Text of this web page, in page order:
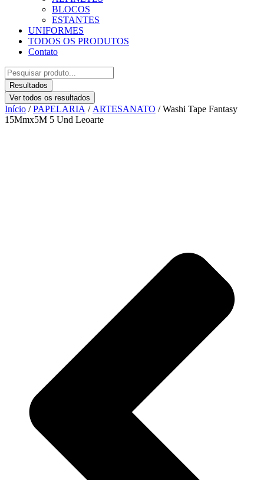
BLOCOS
ESTANTES
UNIFORMES
TODOS OS PRODUTOS
Contato
Pesquisar
...Resultados
Ver todos os resultados
Início /PAPELARIA / ARTESANATO / Washi Tape Fantasy
15Mmx5M 5 Und Leoarte